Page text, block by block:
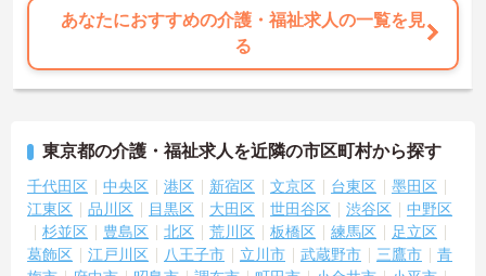
【安定した収入と充実の福利厚生をご用意しています】
・経験やスキルをしっかりと評価し、月給32万6700円以上からの高
・日々の頑張りはしっかりと還元。賞与は前年度実績で計3.5ヶ月分
を支給し、モチベーション高く働けます
【業務負担を減らしてケアに向き合える環境です】
・現場で負担になりがちな煩雑な請求業務などは、本社の専門事務
スタッフが代行するため本来の業務に集中できます
・出勤時のお着替えにかかる時間も業務時間としてしっかりカウン
トされるなど、スタッフ目線の働きやすい仕組みを導入しています
あなたにおすすめの介護・福祉求人の一覧を見
る
東京都の介護・福祉求人を近隣の市区町村から探す
千代田区 中央区 港区 新宿区 文京区 台東区
墨田区
江東区
品川区 目黒区 大田区 世田谷区 渋谷区
中野区
杉並区
豊島区 北区 荒川区 板橋区 練馬区
足立区
葛飾区
江戸川区 八王子市 立川市 武蔵野市 三鷹市
青